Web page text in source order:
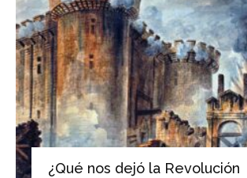
¿Qué nos dejó la Revolución